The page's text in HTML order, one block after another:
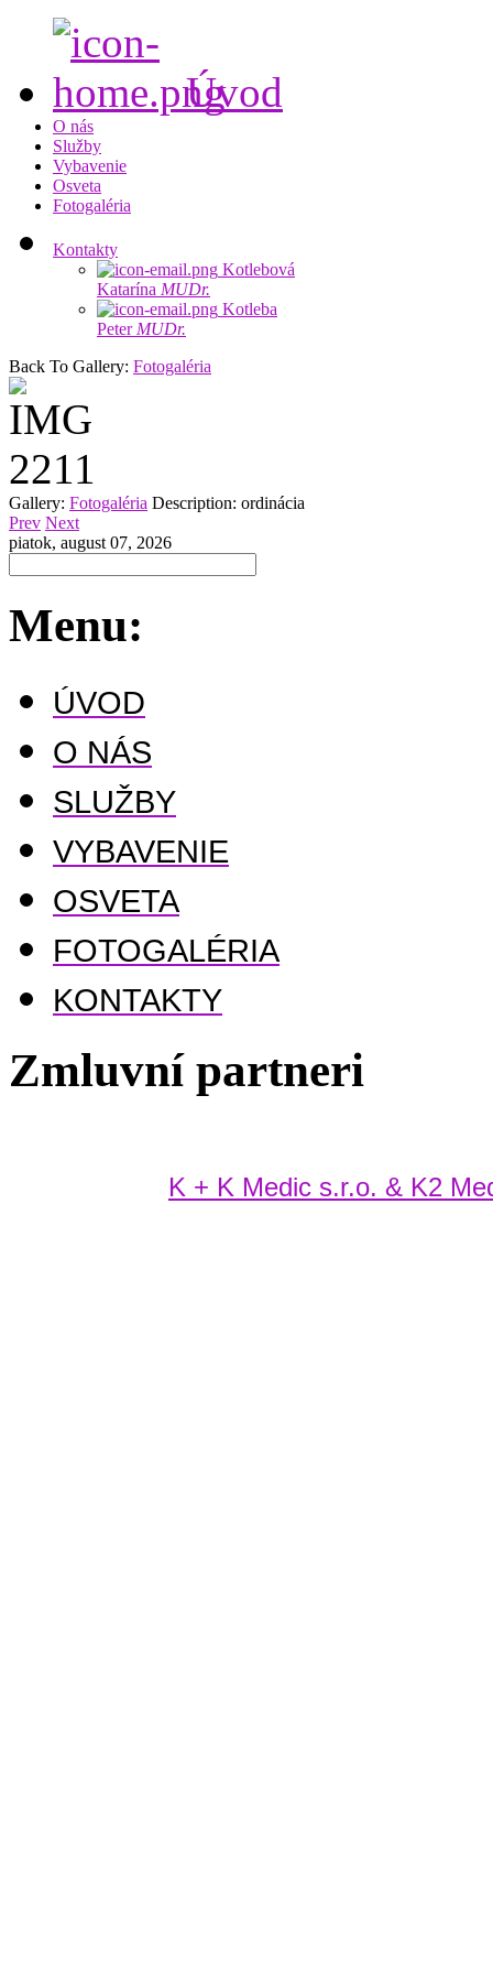
Úvod
O nás
Služby
Vybavenie
Osveta
Fotogaléria
Kontakty
Kotlebová
Katarína MUDr.
Kotleba
Peter MUDr.
Back To Gallery: Fotogaléria
Gallery: Fotogaléria Description: ordinácia
Prev Next
piatok, august 07, 2026
Menu:
ÚVOD
O NÁS
SLUŽBY
VYBAVENIE
OSVETA
FOTOGALÉRIA
KONTAKTY
Zmluvní partneri
K + K Medic s.r.o. & K2